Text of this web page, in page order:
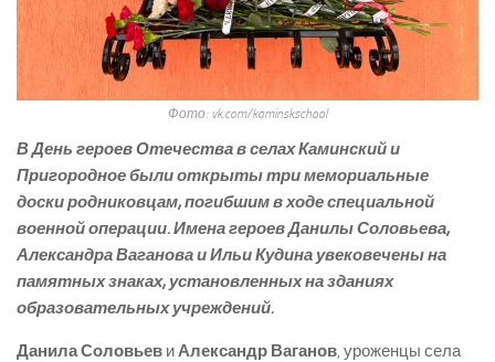
Фото: vk.com/kaminskschool
В День героев Отечества в селах Каминский и
Пригородное были открыты три мемориальные
доски родниковцам, погибшим в ходе специальной
военной операции. Имена героев Данилы Соловьева,
Александра Ваганова и Ильи Кудина увековечены на
памятных знаках, установленных на зданиях
образовательных учреждений.
Данила Соловьев иАлександр Ваганов, уроженцы села